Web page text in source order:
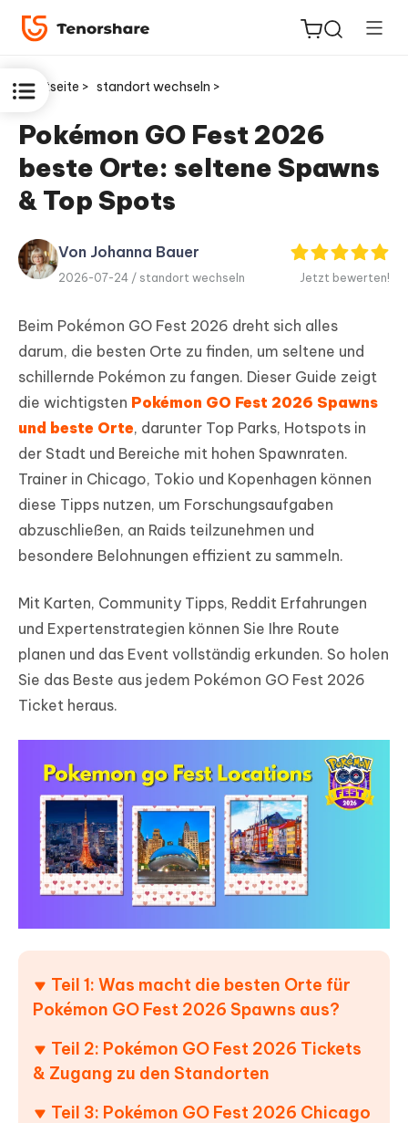
ReiBoot
for iOS
PDNob
PDF
Editor
Neu
iAnyGo
Startseite > standort wechseln >
Pokémon GO Fest 2026
beste Orte: seltene Spawns
& Top Spots
Von Johanna Bauer
2026-07-24 / standort wechseln Jetzt bewerten!
Beim Pokémon GO Fest 2026 dreht sich alles
darum, die besten Orte zu finden, um seltene und
schillernde Pokémon zu fangen. Dieser Guide zeigt
die wichtigsten Pokémon GO Fest 2026 Spawns
und beste Orte, darunter Top Parks, Hotspots in
der Stadt und Bereiche mit hohen Spawnraten.
Trainer in Chicago, Tokio und Kopenhagen können
diese Tipps nutzen, um Forschungsaufgaben
abzuschließen, an Raids teilzunehmen und
besondere Belohnungen effizient zu sammeln.
Mit Karten, Community Tipps, Reddit Erfahrungen
und Expertenstrategien können Sie Ihre Route
planen und das Event vollständig erkunden. So holen
Sie das Beste aus jedem Pokémon GO Fest 2026
Ticket heraus.
Teil 1: Was macht die besten Orte für
Pokémon GO Fest 2026 Spawns aus?
Teil 2: Pokémon GO Fest 2026 Tickets
& Zugang zu den Standorten
Teil 3: Pokémon GO Fest 2026 Chicago